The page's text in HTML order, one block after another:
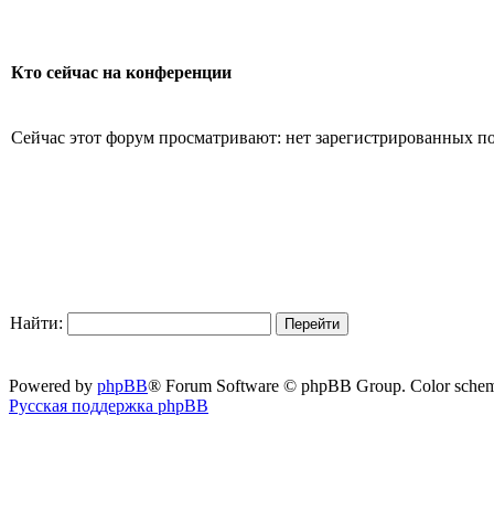
Кто сейчас на конференции
Сейчас этот форум просматривают: нет зарегистрированных
Найти:
Powered by phpBB® Forum Software © phpBB Group. Color
Русская поддержка phpBB